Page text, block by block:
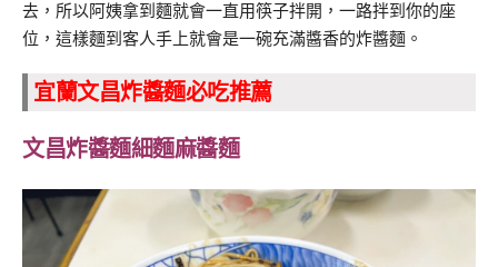
去，所以阿姨拿到麵就會一直用筷子拌開，一路拌到你的座
位，這樣麵到客人手上就會是一碗充滿醬香的炸醬麵。
宜蘭文昌炸醬麵必吃推薦
文昌炸醬麵細麵麻醬麵